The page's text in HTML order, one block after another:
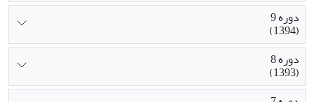
دوره 9
(1394)
دوره 8
(1393)